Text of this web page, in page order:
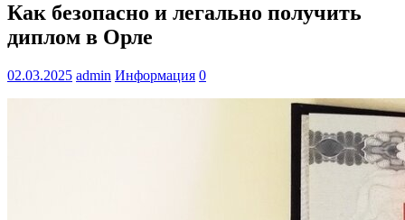
Как безопасно и легально получить
диплом в Орле
02.03.2025 admin Информация 0